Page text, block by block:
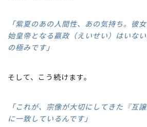
「紫夏のあの人間性、あの気持ち。彼
始皇帝となる嬴政（えいせい）はいな
の極みです」
そして、こう続けます。
「これが、宗像が大切にしてきた『互
に一致しているんです」